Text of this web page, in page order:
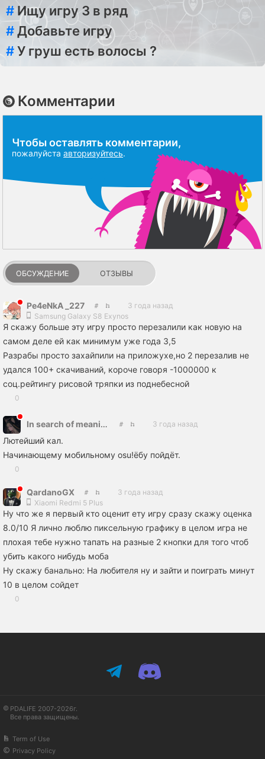
# Ищу игру 3 в ряд
#Добавьте игру
#У груш есть волосы ?
Комментарии
Чтобы оставлять комментарии,
пожалуйста авторизуйтесь.
ОБСУЖДЕНИЕ ОТЗЫВЫ
Pe4eNkA _227
3 года назад
Samsung Galaxy S8 Exynos
Я скажу больше эту игру просто перезалили как новую на
самом деле ей как минимум уже года 3,5
Разрабы просто захайпили на приложухе,но 2 перезалив не
удался 100+ скачиваний, короче говоря -1000000 к
соц.рейтингу рисовой тряпки из поднебесной
0
In search of meaning 3 года назад
Лютейший кал.
Начинающему мобильному osu!ёбу пойдёт.
0
QardanoGX
3 года назад
Xiaomi Redmi 5 Plus
Ну что же я первый кто оценит ету игру сразу скажу оценка
8.0/10 Я лично люблю пиксельную графику в целом игра не
плохая тебе нужно тапать на разные 2 кнопки для того чтоб
убить какого нибудь моба
Ну скажу банально: На любителя ну и зайти и поиграть минут
10 в целом сойдет
0
PDALIFE 2007-2026г.
Все права защищены.
Term of Use
Privacy Policy